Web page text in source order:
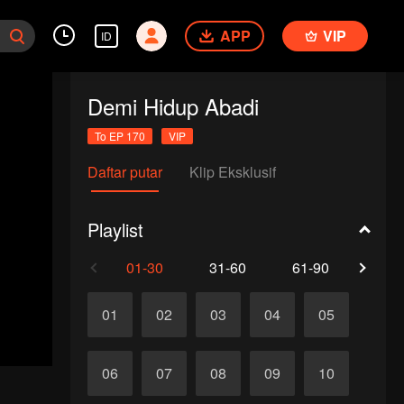
ID APP VIP
Demi Hidup Abadi
To EP 170 VIP
Daftar putar Klip Eksklusif
Playlist
01-30 31-60 61-90
01 02 03 04 05
06 07 08 09 10